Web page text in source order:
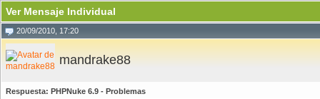
Ver Mensaje Individual
20/09/2010, 17:20
mandrake88
Respuesta: PHPNuke 6.9 - Problemas